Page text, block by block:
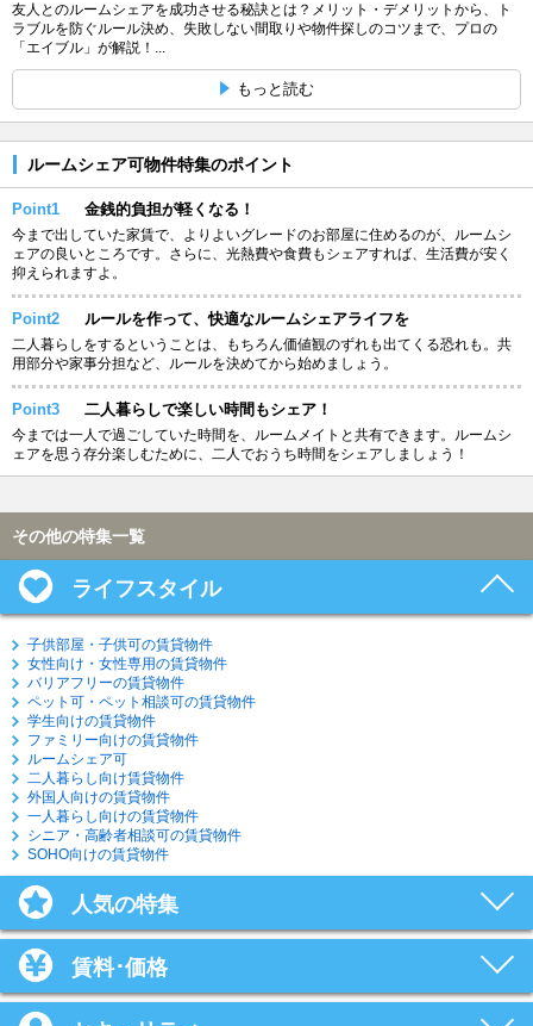
友人とのルームシェアを成功させる秘訣とは？メリット・デメリットから、ト
ラブルを防ぐルール決め、失敗しない間取りや物件探しのコツまで、プロの
「エイブル」が解説！...
もっと読む
ルームシェア可物件特集のポイント
Point1 金銭的負担が軽くなる！
今まで出していた家賃で、よりよいグレードのお部屋に住めるのが、ルームシ
ェアの良いところです。さらに、光熱費や食費もシェアすれば、生活費が安く
抑えられますよ。
Point2 ルールを作って、快適なルームシェアライフを
二人暮らしをするということは、もちろん価値観のずれも出てくる恐れも。共
用部分や家事分担など、ルールを決めてから始めましょう。
Point3 二人暮らしで楽しい時間もシェア！
今までは一人で過ごしていた時間を、ルームメイトと共有できます。ルームシ
ェアを思う存分楽しむために、二人でおうち時間をシェアしましょう！
その他の特集一覧
ライフスタイル
子供部屋・子供可の賃貸物件
女性向け・女性専用の賃貸物件
バリアフリーの賃貸物件
ペット可・ペット相談可の賃貸物件
学生向けの賃貸物件
ファミリー向けの賃貸物件
ルームシェア可
二人暮らし向け賃貸物件
外国人向けの賃貸物件
一人暮らし向けの賃貸物件
シニア・高齢者相談可の賃貸物件
SOHO向けの賃貸物件
人気の特集
賃料･価格